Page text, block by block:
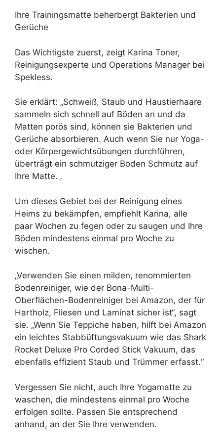
Ihre Trainingsmatte beherbergt Bakterien und
Gerüche
Das Wichtigste zuerst, zeigt Karina Toner,
Reinigungsexperte und Operations Manager bei
Spekless.
Sie erklärt: „Schweiß, Staub und Haustierhaare
sammeln sich schnell auf Böden an und da
Matten porös sind, können sie Bakterien und
Gerüche absorbieren. Auch wenn Sie nur Yoga-
oder Körpergewichtsübungen durchführen,
überträgt ein schmutziger Boden Schmutz auf
Ihre Matte. ‚
Um dieses Gebiet bei der Reinigung eines
Heims zu bekämpfen, empfiehlt Karina, alle
paar Wochen zu fegen oder zu saugen und Ihre
Böden mindestens einmal pro Woche zu
wischen.
„Verwenden Sie einen milden, renommierten
Bodenreiniger, wie der Bona-Multi-
Oberflächen-Bodenreiniger bei Amazon, der für
Hartholz, Fliesen und Laminat sicher ist“, sagt
sie. „Wenn Sie Teppiche haben, hilft bei Amazon
ein leichtes Stabbüftungsvakuum wie das Shark
Rocket Deluxe Pro Corded Stick Vakuum, das
ebenfalls effizient Staub und Trümmer erfasst.“
Vergessen Sie nicht, auch Ihre Yogamatte zu
waschen, die mindestens einmal pro Woche
erfolgen sollte. Passen Sie entsprechend
anhand, an der Sie Ihre verwenden.